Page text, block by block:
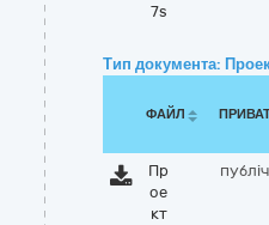
7s
Тип документа:
ФАЙЛ
Пр
ое
кт